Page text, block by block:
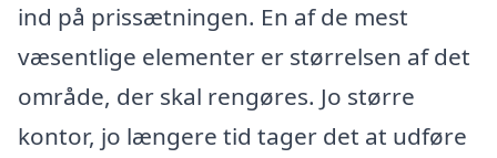
ind på prissætningen. En af de mest
væsentlige elementer er størrelsen af det
område, der skal rengøres. Jo større
kontor, jo længere tid tager det at udføre